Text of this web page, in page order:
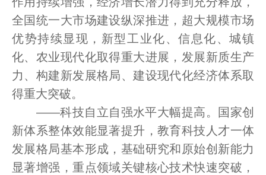
全国统一大市场建设纵深推进，超大规模市场
优势持续显现，新型工业化、信息化、城镇
化、农业现代化取得重大进展，发展新质生产
力、构建新发展格局、建设现代化经济体系取
得重大突破。
——科技自立自强水平大幅提高。国家创
新体系整体效能显著提升，教育科技人才一体
发展格局基本形成，基础研究和原始创新能力
显著增强，重点领域关键核心技术快速突破，